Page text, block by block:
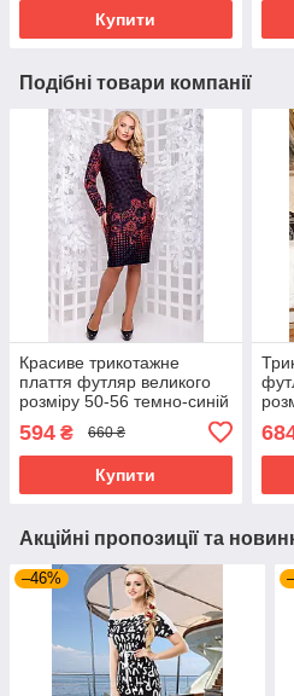
Купити
Подібні товари компанії
Красиве трикотажне
плаття футляр великого
розміру 50-56 темно-синій
594 ₴ 660 ₴
Купити
Акційні пропозиції та
–46%